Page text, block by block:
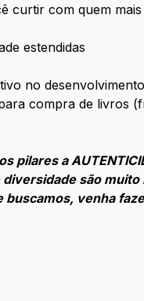
curtir com quem mais
estendidas
no
compra de livros
pilares a
são
buscamos, venha